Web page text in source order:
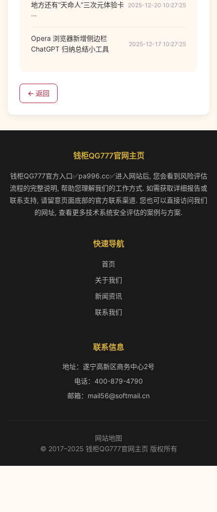
地方还有“天命人”三次元体验卡
···
2025-12-20 10:27:25
Opera 浏览器新增侧边栏
ChatGPT 归纳总结小工具
2025-12-17 10:27:25
← 返回
钱柜QG777官网主页
钱柜QG777官方入口✅pa996.cc✅进入网站后, 您会看到风险评估
流程的完整说明, 帮助您理解我们的工作方式. 如需获取详细报告或
联系支持, 请留意页面底部的官方联系渠道. 您也可以直接访问我们
的网址, 查看更多技术系统安全评估的案例与方案.
快速导航
首页
关于我们
新闻资讯
联系我们
联系信息
地址：遂宁高新区商务中心2号
电话：400-879-4790
邮箱：mail56@softmail.cn
网站地图
© 2017–2025 钱柜QG777官网主页 版权所有